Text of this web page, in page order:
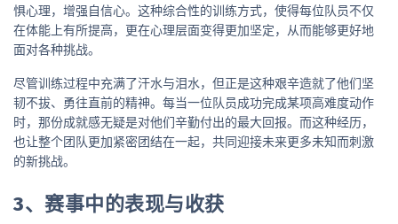
惧心理，增强自信心。这种综合性的训练方式，使得每位队员不仅
在体能上有所提高，更在心理层面变得更加坚定，从而能够更好地
面对各种挑战。
尽管训练过程中充满了汗水与泪水，但正是这种艰辛造就了他们坚
韧不拔、勇往直前的精神。每当一位队员成功完成某项高难度动作
时，那份成就感无疑是对他们辛勤付出的最大回报。而这种经历，
也让整个团队更加紧密团结在一起，共同迎接未来更多未知而刺激
的新挑战。
3、赛事中的表现与收获